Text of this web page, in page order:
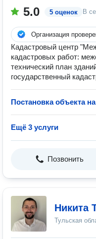
5.0 5 оценок В
Организация
Кадастровый центр
кадастровых работ:
технический план
государственный
Постановка объекта
Ещё 3 услуги
Позвонить
Никита
Тульская